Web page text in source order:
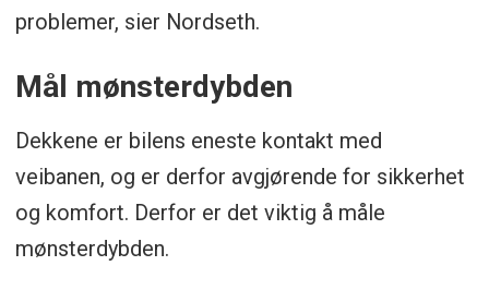
problemer, sier Nordseth.
Mål mønsterdybden
Dekkene er bilens eneste kontakt med
veibanen, og er derfor avgjørende for sikkerhet
og komfort. Derfor er det viktig å måle
mønsterdybden.